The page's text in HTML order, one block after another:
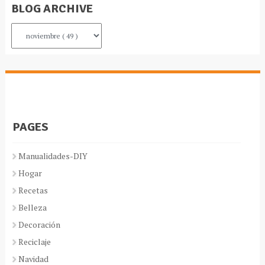
BLOG ARCHIVE
PAGES
Manualidades-DIY
Hogar
Recetas
Belleza
Decoración
Reciclaje
Navidad